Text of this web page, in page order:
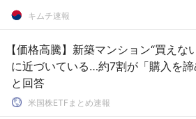
キムチ速報
【価格高騰】新築マンション“買えな
に近づいている…約7割が「購入を諦
と回答
米国株ETFまとめ速報